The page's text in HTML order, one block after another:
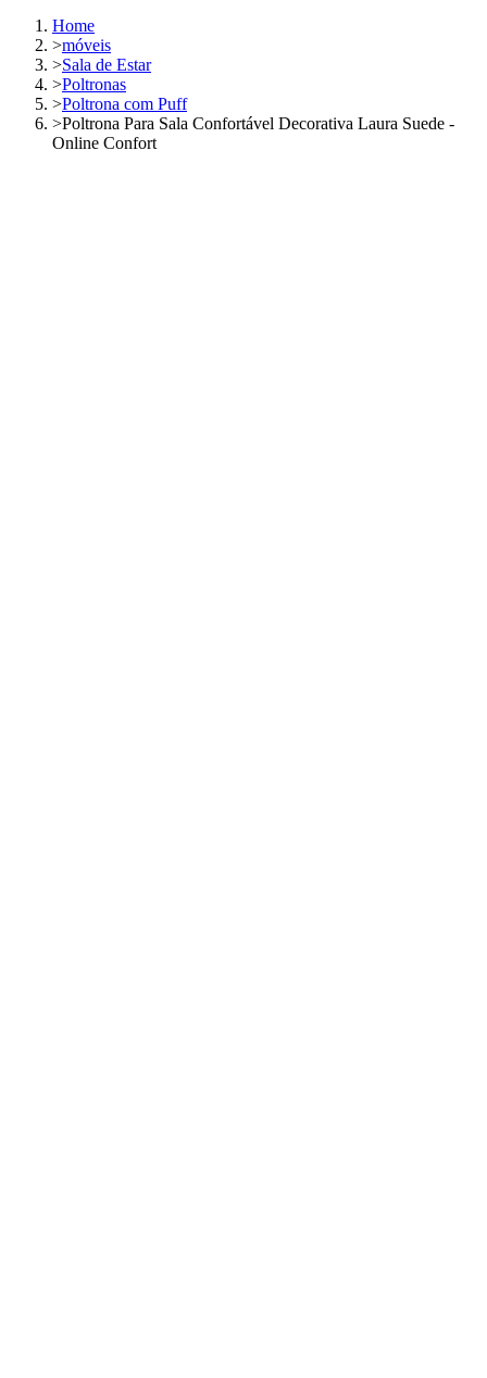
Home
>móveis
>Sala de Estar
>Poltronas
>Poltrona com Puff
>Poltrona Para Sala Confortável Decorativa Laura Suede -
Online Confort